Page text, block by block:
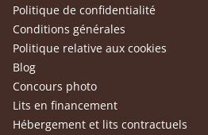
Politique de confidentialité
Conditions générales
Politique relative aux cookies
Blog
Concours photo
Lits en financement
Hébergement et lits contractuels